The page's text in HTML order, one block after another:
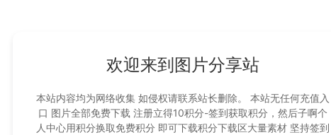
坐骑 火凤 坐骑 凤舞九天
欢迎来到图片分享站
本站内容均为网络收集 如侵权请联系站长删除。 本站无任何充值入
口 图片全部免费下载 注册立得10积分-签到获取积分，然后子啊个
人中心用积分换取免费积分 即可下载积分下载区大量素材 坚持签到